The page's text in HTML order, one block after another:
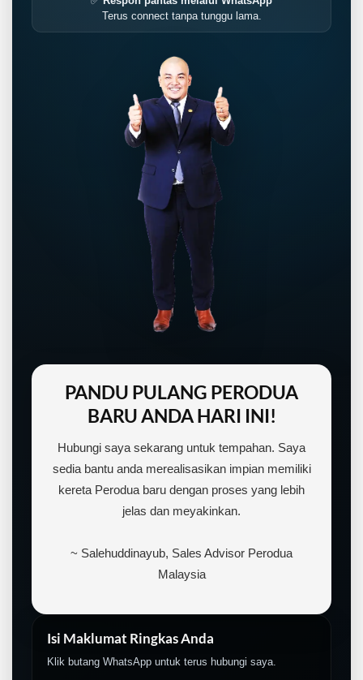
Terus connect tanpa tunggu lama.
PANDU PULANG PERODUA
BARU ANDA HARI INI!
Hubungi saya sekarang untuk tempahan. Saya
sedia bantu anda merealisasikan impian memiliki
kereta Perodua baru dengan proses yang lebih
jelas dan meyakinkan.
~ Salehuddinayub, Sales Advisor Perodua
Malaysia
Isi Maklumat Ringkas Anda
Klik butang WhatsApp untuk terus hubungi saya.